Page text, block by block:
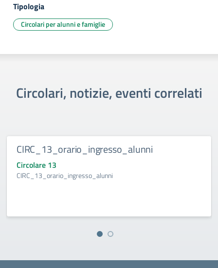
Tipologia
Circolari per alunni e famiglie
Circolari, notizie, eventi correlati
CIRC_13_orario_ingresso_alunni
Circolare 13
CIRC_13_orario_ingresso_alunni